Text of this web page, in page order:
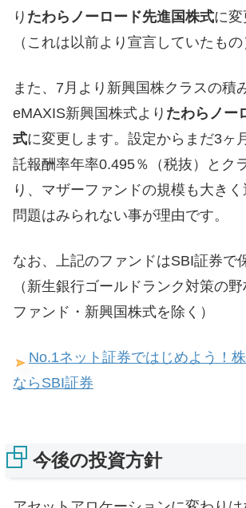
り たわらノーロード先進国株式に
（これは以前より宣言していたもの
また、7月より新興国株クラスの積
eMAXIS新興国株式より たわらノー
式に変更します。設定からまだ3ヶ
託報酬率年率0.495％（税抜）とク
り、マザーファンドの規模も大き
問題はみられない事が理由です。
なお、上記のファンドはSBI証券で
（新生銀行ゴールドランク対策の
ファンド・新興国株式を除く）
No.1ネット証券ではじめよう！
ならSBI証券
今後の投資方針